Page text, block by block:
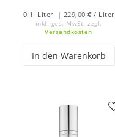
0.1 Liter | 229,00 € / Liter
inkl. ges. MwSt. zzgl.
Versandkosten
In den Warenkorb